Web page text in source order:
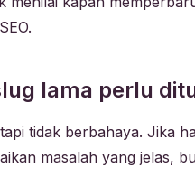
lama perlu
tidak berbahaya. Jika
masalah yang jelas,